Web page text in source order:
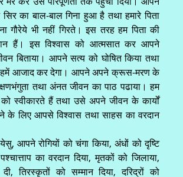
सिर का बाल-बाल गिना हुआ है तथा हमारे पिता
गौरेये भी नहीं गिरते। इस तरह हम पिता की
हैं। इस विश्वास को आत्मसात कर आपने
बिताया। आपने सत्य को घोषित किया तथा
हमें आजाद कर देगा। आपने अपने क्रूस-मरण के
क्षणभंगुता तथा अंनत जीवन का पाठ पढाया। हम
स्वीकारते हैं तथा उसे अपने जीवन के कार्यों
के लिए आपसे विश्वास तथा साहस का वरदान
आपने रोगियों को चंगा किया, अंधों को दृष्टि
का वरदान दिया, मृतकों को जिलाया,
तिरस्कृतों को सम्मान दिया, दरिद्रों को